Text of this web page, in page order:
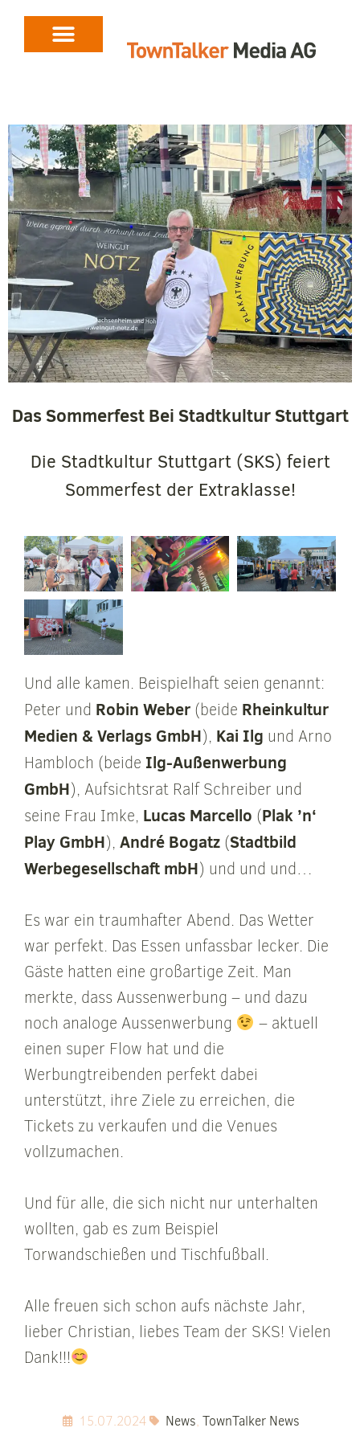
Das Sommerfest Bei Stadtkultur Stuttgart
Die Stadtkultur Stuttgart (SKS) feiert
Sommerfest der Extraklasse!
Und alle kamen. Beispielhaft seien genannt:
Peter und Robin Weber (beide Rheinkultur
Medien & Verlags GmbH), Kai Ilg und Arno
Hambloch (beide Ilg-Außenwerbung
GmbH), Aufsichtsrat Ralf Schreiber und
seine Frau Imke, Lucas Marcello (Plak ’n‘
Play GmbH), André Bogatz (Stadtbild
Werbegesellschaft mbH) und und und…
Es war ein traumhafter Abend. Das Wetter
war perfekt. Das Essen unfassbar lecker. Die
Gäste hatten eine großartige Zeit. Man
merkte, dass Aussenwerbung – und dazu
noch analoge Aussenwerbung
– aktuell
einen super Flow hat und die
Werbungtreibenden perfekt dabei
unterstützt, ihre Ziele zu erreichen, die
Tickets zu verkaufen und die Venues
vollzumachen.
Und für alle, die sich nicht nur unterhalten
wollten, gab es zum Beispiel
Torwandschießen und Tischfußball.
Alle freuen sich schon aufs nächste Jahr,
lieber Christian, liebes Team der SKS! Vielen
Dank!!!
15.07.2024 News, TownTalker News